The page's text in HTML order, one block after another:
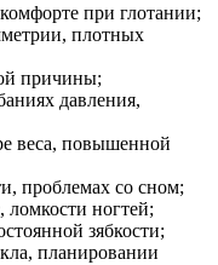
при глотании;
плотных
причины;
давления,
веса, повышенной
проблемах со сном;
ногтей;
зябкости;
планировании